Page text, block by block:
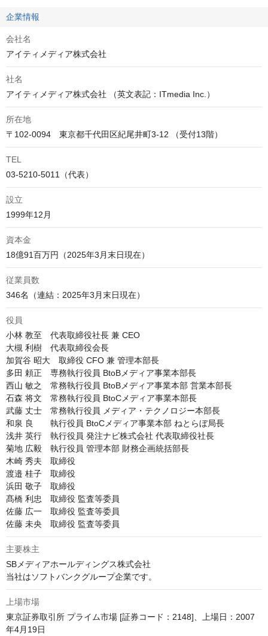
企業情報
会社名
アイティメディア株式会社
社名
アイティメディア株式会社 （英文表記：ITmedia Inc.）
所在地
〒102-0094　東京都千代田区紀尾井町3-12 （受付13階）
TEL
03-5210-5011（代表）
設立
1999年12月
資本金
18億91百万円（2025年3月末日現在）
従業員数
346名（連結：2025年3月末日現在）
役員
小林 教至　代表取締役社長 兼 CEO
大槻 利樹　代表取締役会長
加賀谷 昭大　取締役 CFO 兼 管理本部長
多田 頼正　専務執行役員 BtoBメディア事業本部長
西山 敏之　常務執行役員 BtoBメディア事業本部 営業本部長
石森 将文　常務執行役員 BtoCメディア事業本部長
武藤 丈士　常務執行役員 メディア・テクノロジー本部長
和泉 良　　執行役員 BtoCメディア事業本部 ねとらぼ局長
浅井 英行　執行役員 発注ナビ株式会社 代表取締役社長
菊地 広毅　執行役員 管理本部 財務企画統括部長
木崎 秀夫　取締役
渡邉 桂子　取締役
浜田 敬子　取締役
髙橋 利忠　取締役 監査等委員
佐藤 広一　取締役 監査等委員
佐藤 未央　取締役 監査等委員
主要株主
SBメディアホールディングス株式会社
当社はソフトバンクグループ企業です。
上場市場
東京証券取引所 プライム市場 [証券コード：2148]、上場日：2007
年4月19日